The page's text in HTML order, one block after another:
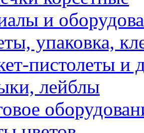
и
упаковка,
пистолеты и
лейблы